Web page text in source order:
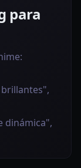
para
dinámica",